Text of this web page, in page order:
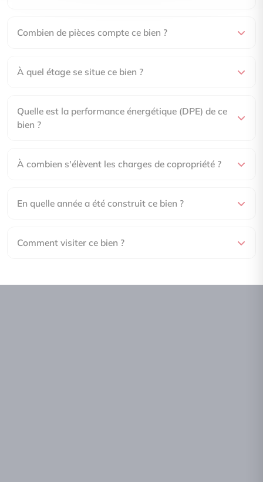
Combien de pièces compte ce bien ?
À quel étage se situe ce bien ?
Quelle est la performance énergétique (DPE) de ce
bien ?
À combien s'élèvent les charges de copropriété ?
En quelle année a été construit ce bien ?
Comment visiter ce bien ?